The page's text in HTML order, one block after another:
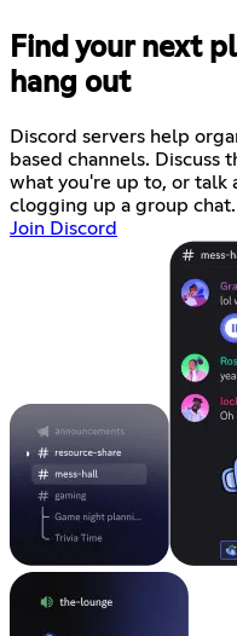
Find your next
hang out
Discord servers help
based channels. Discuss
what you're up to, or
clogging up a group chat.
Join Discord